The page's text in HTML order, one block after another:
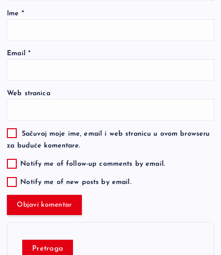
Ime *
Email *
Web stranica
Sačuvaj moje ime, email i web stranicu u ovom browseru
za buduće komentare.
Notify me of follow-up comments by email.
Notify me of new posts by email.
Pretraga